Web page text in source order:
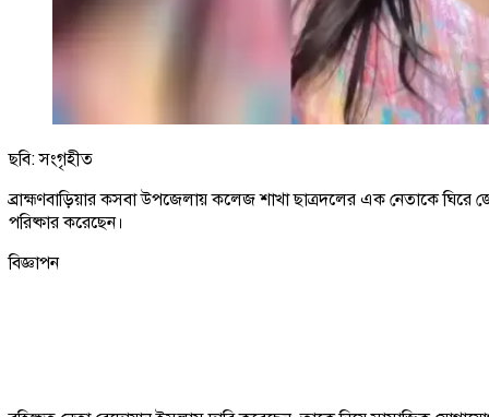
ছবি: সংগৃহীত
ব্রাহ্মণবাড়িয়ার কসবা উপজেলায় কলেজ শাখা ছাত্রদলের এক নেতাকে ঘিরে
পরিষ্কার করেছেন।
বিজ্ঞাপন